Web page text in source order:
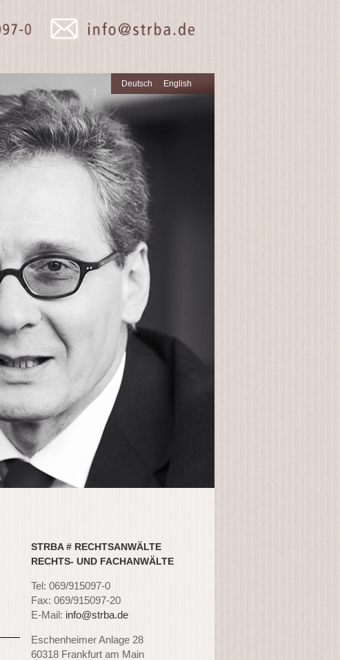
Deutsch English
STRBA # RECHTSANWÄLTE
RECHTS- UND FACHANWÄLTE
Tel: 069/915097-0
Fax: 069/915097-20
E-Mail: info@strba.de
Eschenheimer Anlage 28
60318 Frankfurt am Main